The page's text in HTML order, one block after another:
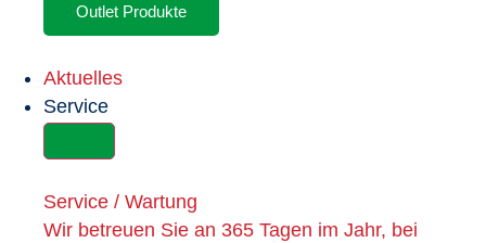
Outlet Produkte
Aktuelles
Service
Service / Wartung
Wir betreuen Sie an 365 Tagen im Jahr, bei